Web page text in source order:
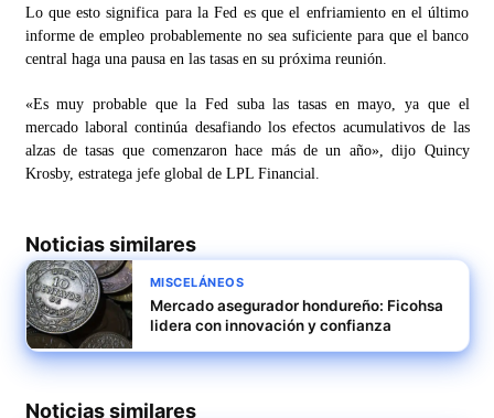
Lo que esto significa para la Fed es que el enfriamiento en el último
informe de empleo probablemente no sea suficiente para que el banco
central haga una pausa en las tasas en su próxima reunión.
«Es muy probable que la Fed suba las tasas en mayo, ya que el
mercado laboral continúa desafiando los efectos acumulativos de las
alzas de tasas que comenzaron hace más de un año», dijo Quincy
Krosby, estratega jefe global de LPL Financial.
Noticias similares
MISCELÁNEOS
Mercado asegurador hondureño: Ficohsa
lidera con innovación y confianza
Noticias similares